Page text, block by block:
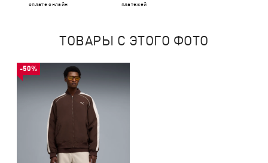
оплате онлайн
платежей
ТОВАРЫ С ЭТОГО ФОТО
-50%